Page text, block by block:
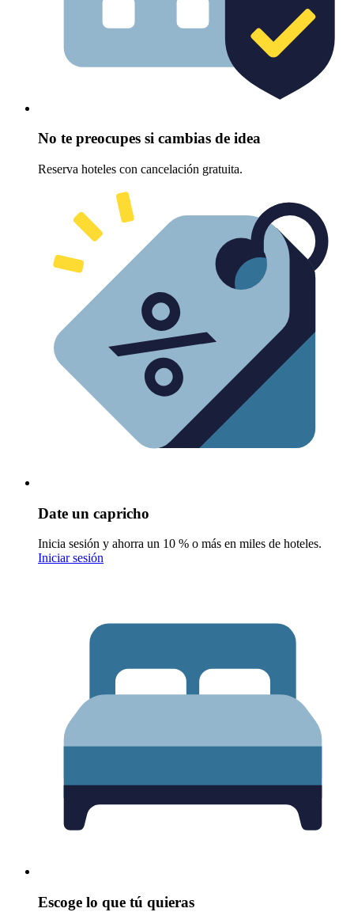
No te preocupes si cambias de idea
Reserva hoteles con cancelación gratuita.
Date un capricho
Inicia sesión y ahorra un 10 % o más en miles de hoteles.
Iniciar sesión
Escoge lo que tú quieras